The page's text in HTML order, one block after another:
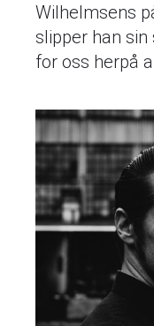
Wilhelmsens
slipper han
for oss herpå